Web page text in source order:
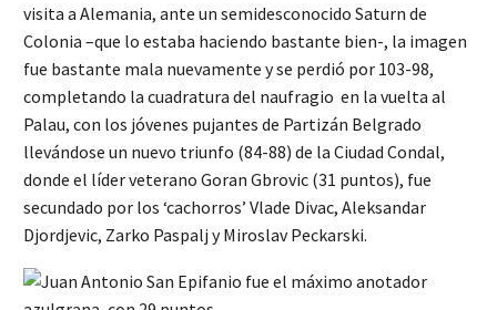
visita a Alemania, ante un semidesconocido Saturn de
Colonia –que lo estaba haciendo bastante bien-, la imagen
fue bastante mala nuevamente y se perdió por 103-98,
completando la cuadratura del naufragio en la vuelta al
Palau, con los jóvenes pujantes de Partizán Belgrado
llevándose un nuevo triunfo (84-88) de la Ciudad Condal,
donde el líder veterano Goran Gbrovic (31 puntos), fue
secundado por los ‘cachorros’ Vlade Divac, Aleksandar
Djordjevic, Zarko Paspalj y Miroslav Peckarski.